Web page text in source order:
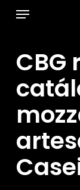
principal
Menú
CBG